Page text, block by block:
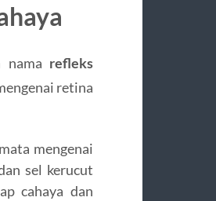
nama refleks
retina
mengenai
sel kerucut
cahaya dan